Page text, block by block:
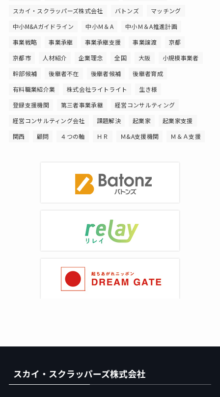
スカイ・スクラッパーズ株式会社
バトンズ
マッチング
中小M&Aガイドライン
中小Ｍ＆A
中小Ｍ＆A推進計画
事業戦略
事業承継 事業承継支援 事業譲渡
京都
京都市
人材紹介 企業理念 全国 大阪
小規模事業者
幹部候補
後継者不在 後継者候補
後継者育成
有料職業紹介業
株式会社ライトライト
生き様
登録支援機関
第三者事業承継
経営コンサルティング
経営コンサルティング会社
課題解決 起業家
起業家支援
関西
顧問 ４つの軸 ＨＲ Ｍ&A支援機関 Ｍ＆Ａ支援
スカイ・スクラッパーズ株式会社